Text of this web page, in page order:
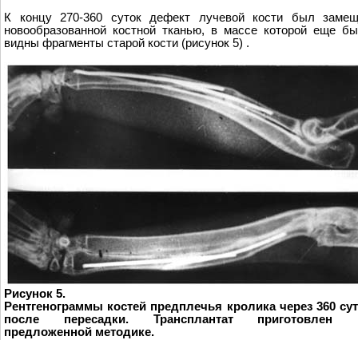
К концу 270-360 суток дефект лучевой кости был
новообразованной костной тканью, в массе которой еще
видны фрагменты старой кости (рисунок 5) .
Рисунок 5.
Рентгенограммы костей предплечья кролика через 360
после пересадки. Трансплантат приготовлен
предложенной методике.